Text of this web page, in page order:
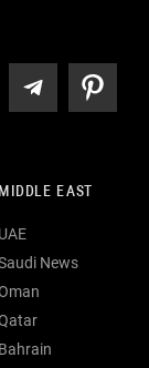
MIDDLE EAST
UAE
News
Bahrain